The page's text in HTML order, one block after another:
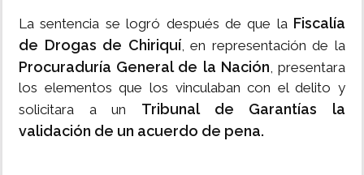
La sentencia se logró después de que la Fiscalía
de Drogas de Chiriquí, en representación de la
Procuraduría General de la Nación, presentara
los elementos que los vinculaban con el delito y
solicitara a un Tribunal de Garantías la
validación de un acuerdo de pena.